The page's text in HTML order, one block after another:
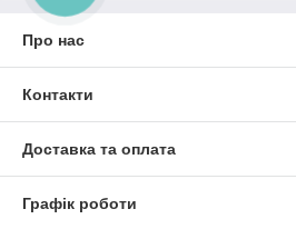
Про нас
Контакти
Доставка та оплата
Графік роботи